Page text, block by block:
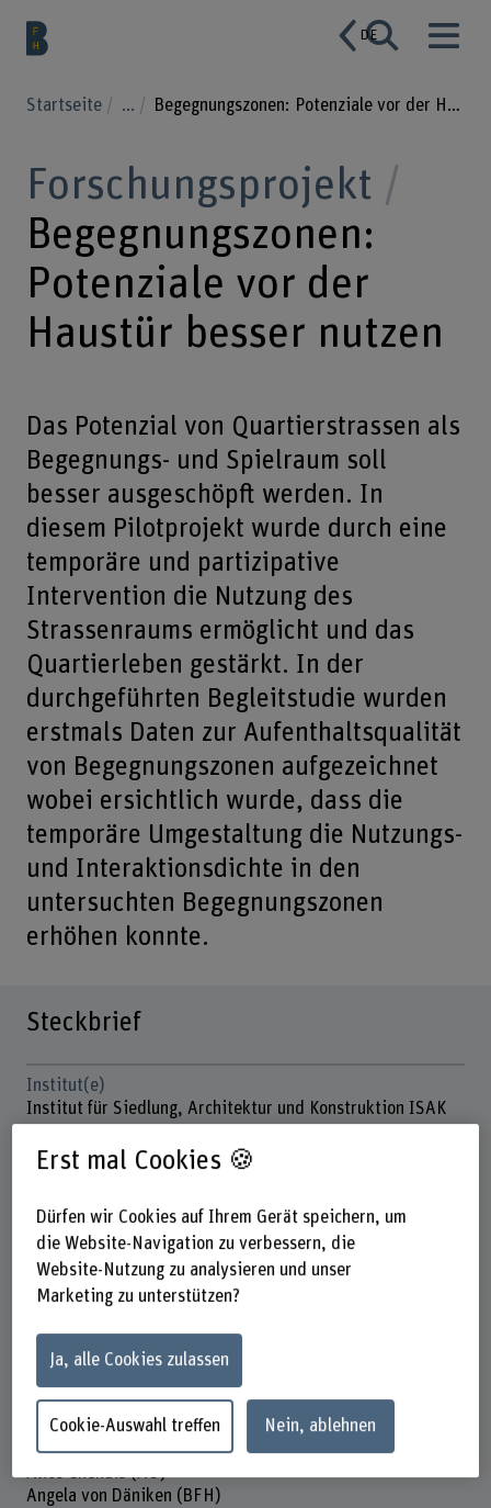
DE
Startseite ... Begegnungszonen: Potenziale vor der Haustür besser nutzen
Forschungsprojekt
Begegnungszonen:
Potenziale vor der
Haustür besser nutzen
Das Potenzial von Quartierstrassen als
Begegnungs- und Spielraum soll
besser ausgeschöpft werden. In
diesem Pilotprojekt wurde durch eine
temporäre und partizipative
Intervention die Nutzung des
Strassenraums ermöglicht und das
Quartierleben gestärkt. In der
durchgeführten Begleitstudie wurden
erstmals Daten zur Aufenthaltsqualität
von Begegnungszonen aufgezeichnet
wobei ersichtlich wurde, dass die
temporäre Umgestaltung die Nutzungs-
und Interaktionsdichte in den
untersuchten Begegnungszonen
erhöhen konnte.
Steckbrief
Institut(e)
Institut für Siedlung, Architektur und Konstruktion ISAK
Förderorganisation
Laufzeit (geplant)
01.03.2020 - 30.12.2024
Projektleitung
Angela von Däniken
Projektmitarbeitende
Jenny Leuba (PL FV)
Tobias Bauer (DOJ)
Petra Stocker (PJ)
Angela von Däniken (BFH)
Erst mal Cookies 🍪
Dürfen wir Cookies auf Ihrem Gerät speichern, um
die Website-Navigation zu verbessern, die
Website-Nutzung zu analysieren und unser
Marketing zu unterstützen?
Ja, alle Cookies zulassen
Cookie-Auswahl treffen Nein, ablehnen